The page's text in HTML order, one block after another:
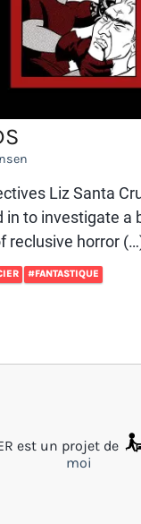
Liz Santa
in to investigate a
reclusive horror
#FANTASTIQUE
est un projet de
moi